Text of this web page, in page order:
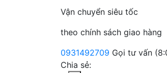
Vận chuyển siêu tốc
theo chính sách giao hàng
0931492709 Gọi tư vấn
Chia sẻ: